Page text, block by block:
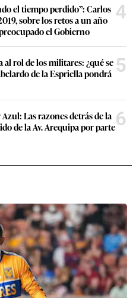
el tiempo perdido”: Carlos
sobre los retos a un año
el Gobierno
4
rol de los militares: ¿qué se
de la Espriella pondrá 5
Las razones detrás de la
de la Av. Arequipa por parte6